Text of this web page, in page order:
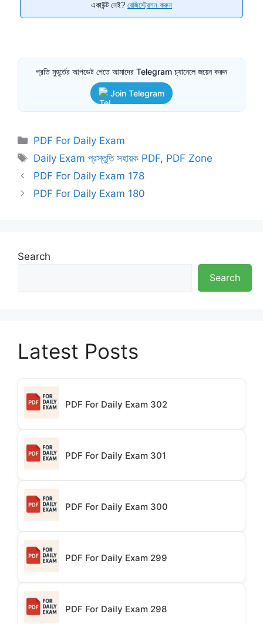
একাউন্ট নেই? রেজিস্ট্রেশন করুন
প্রতি মুহূর্তের আপডেট পেতে আমাদের Telegram চ্যানেলে জয়েন করুন
Join Telegram
Categories
PDF For Daily Exam
Tags
Daily Exam প্রস্তুতি সহায়ক PDF, PDF Zone
PDF For Daily Exam 178
PDF For Daily Exam 180
Search
Search
Latest Posts
PDF For Daily Exam 302
PDF For Daily Exam 301
PDF For Daily Exam 300
PDF For Daily Exam 299
PDF For Daily Exam 298